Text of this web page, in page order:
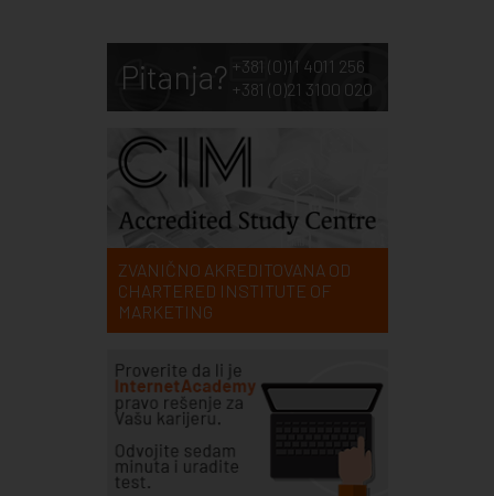
Pitanja? +381 (0)11 4011 256
+381 (0)21 3100 020
ZVANIČNO AKREDITOVANA OD
CHARTERED INSTITUTE OF
MARKETING